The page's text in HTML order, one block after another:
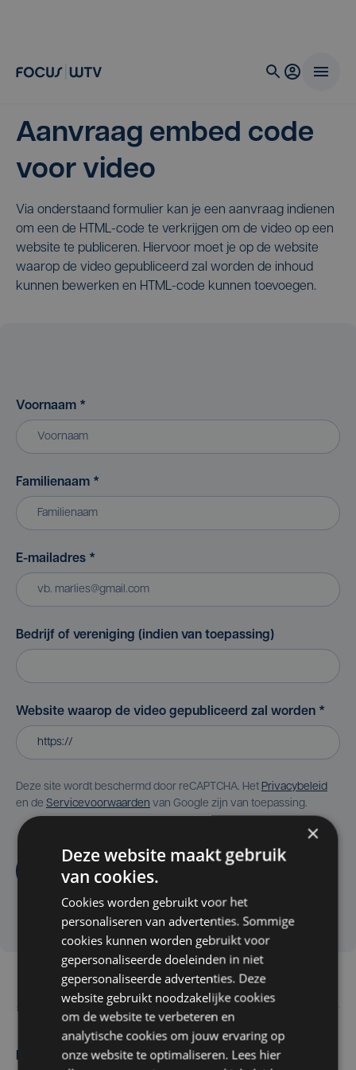
Aanvraag embed code
voor video
Via onderstaand formulier kan je een aanvraag indienen
om een de HTML-code te verkrijgen om de video op een
website te publiceren. Hiervoor moet je op de website
waarop de video gepubliceerd zal worden de inhoud
kunnen bewerken en HTML-code kunnen toevoegen.
Voornaam *
Familienaam *
E-mailadres *
Bedrijf of vereniging (indien van toepassing)
Website waarop de video gepubliceerd zal worden *
Deze site wordt beschermd door reCAPTCHA. Het Privacybeleid
en de Servicevoorwaarden van Google zijn van toepassing.
Aanvragen
Maak zelf het nieuws
×
Deze website maakt gebruik
van cookies.
Cookies worden gebruikt voor het
personaliseren van advertenties. Sommige
cookies kunnen worden gebruikt voor
gepersonaliseerde doeleinden in niet
gepersonaliseerde advertenties. Deze
website gebruikt noodzakelijke cookies
om de website te verbeteren en
analytische cookies om jouw ervaring op
onze website te optimaliseren. Lees hier